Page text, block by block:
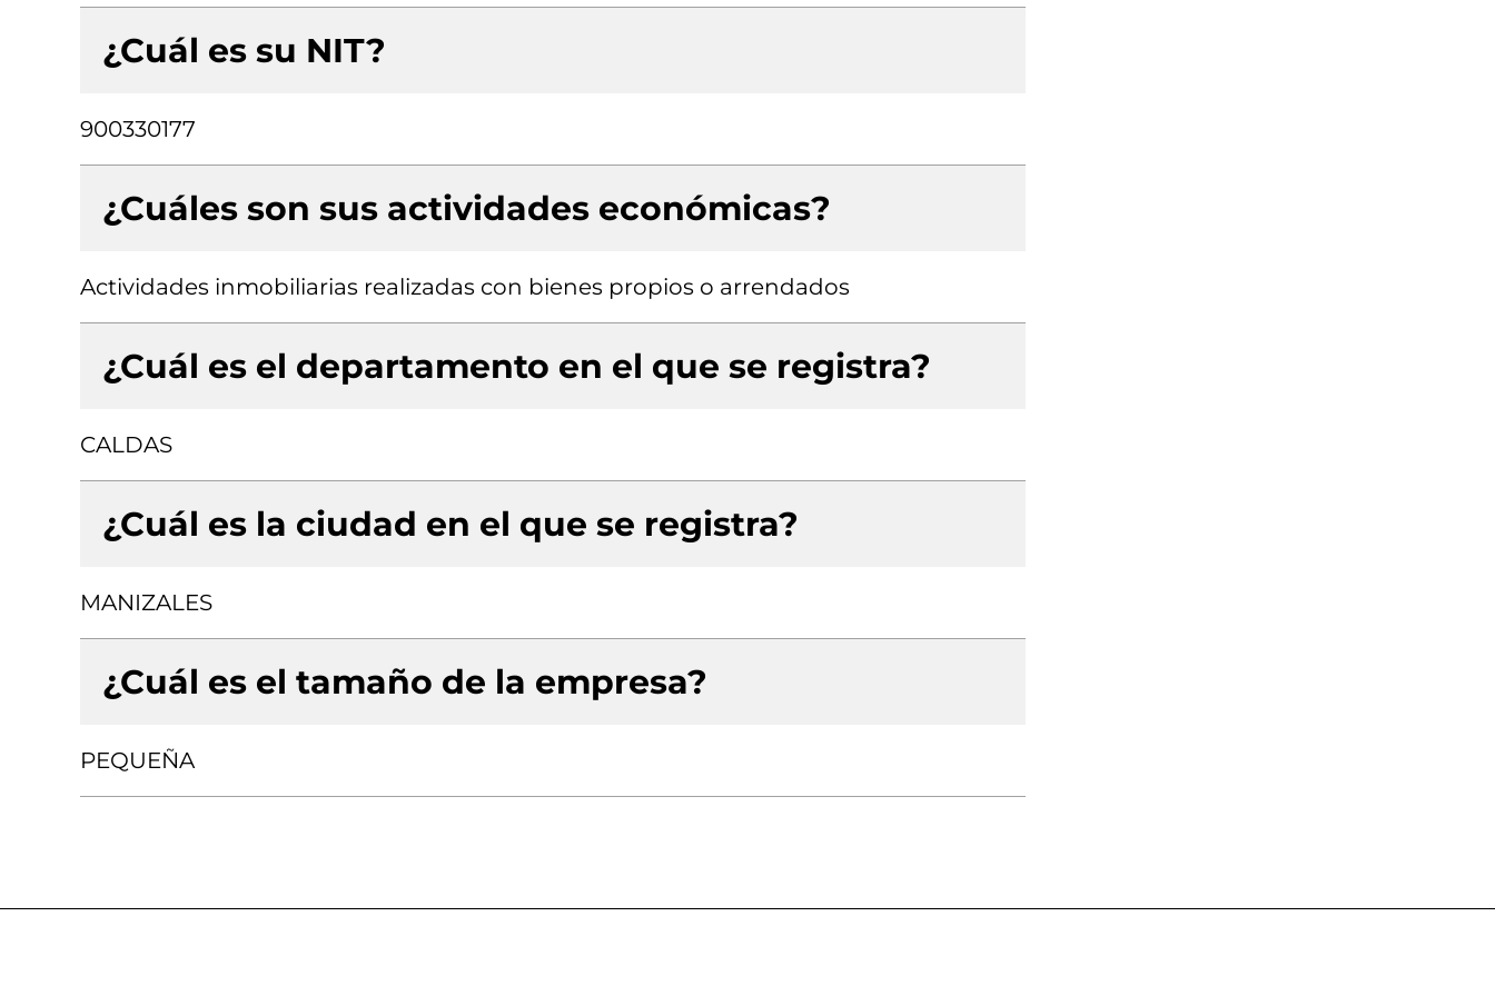
¿Cuál es su NIT?
900330177
¿Cuáles son sus actividades económicas?
Actividades inmobiliarias realizadas con bienes propios o arrendados
¿Cuál es el departamento en el que se registra?
CALDAS
¿Cuál es la ciudad en el que se registra?
MANIZALES
¿Cuál es el tamaño de la empresa?
PEQUEÑA